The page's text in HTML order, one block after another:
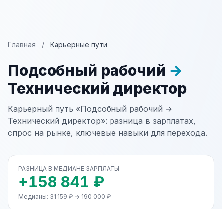
Главная / Карьерные пути
Подсобный рабочий →
Технический директор
Карьерный путь «Подсобный рабочий →
Технический директор»: разница в зарплатах,
спрос на рынке, ключевые навыки для перехода.
РАЗНИЦА В МЕДИАНЕ ЗАРПЛАТЫ
+158 841 ₽
Медианы: 31 159 ₽ → 190 000 ₽